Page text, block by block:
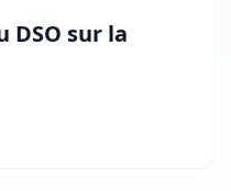
DSO sur la